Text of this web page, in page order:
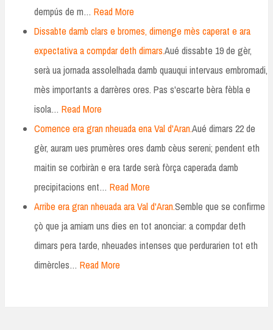
dempús de m… Read More
Dissabte damb clars e bromes, dimenge mès caperat e ara
expectativa a compdar deth dimars.Aué dissabte 19 de gèr,
serà ua jornada assolelhada damb quauqui intervaus embromadi,
mès importants a darrères ores. Pas s'escarte bèra fèbla e
isola… Read More
Comence era gran nheuada ena Val d'Aran.Aué dimars 22 de
gèr, auram ues prumères ores damb cèus sereni; pendent eth
maitin se corbiràn e era tarde serà fòrça caperada damb
precipitacions ent… Read More
Arribe era gran nheuada ara Val d'Aran.Semble que se confirme
çò que ja amiam uns dies en tot anonciar: a compdar deth
dimars pera tarde, nheuades intenses que perdurarien tot eth
dimèrcles… Read More